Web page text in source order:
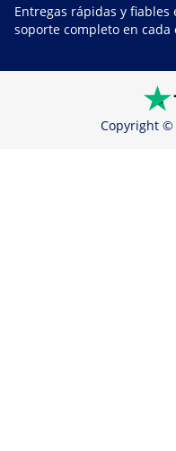
Entregas rápidas y
soporte completo en cada
Copyright ©